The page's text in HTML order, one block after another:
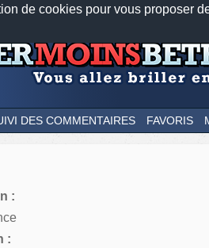
de cookies pour vous proposer
Nos applications mobiles
DES COMMENTAIRES FAVORIS
:
: